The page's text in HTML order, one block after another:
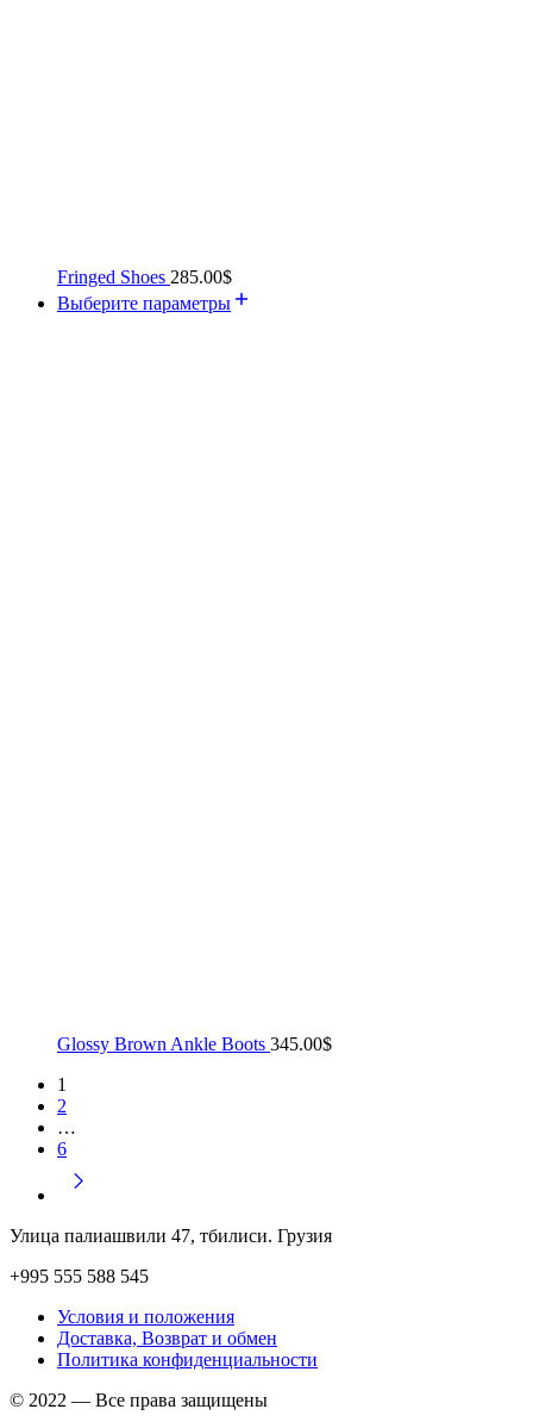
Fringed Shoes 285.00$
Выберите параметры
Glossy Brown Ankle Boots 345.00$
1
2
…
6
Улица палиашвили 47, тбилиси. Грузия
+995 555 588 545
Условия и положения
Доставка, Возврат и обмен
Политика конфиденциальности
© 2022 — Все права защищены